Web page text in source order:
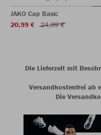
JAKO Cap Basic
20,99 €
24,99 €
Die Lieferzeit mit
Versandkostenfrei ab
Die